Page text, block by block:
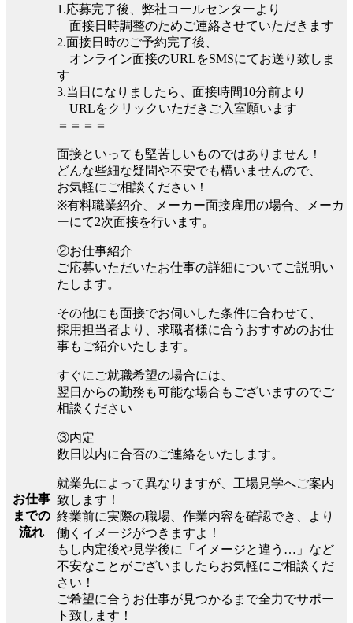
お仕事
までの
流れ
1.応募完了後、弊社コールセンターより
面接日時調整のためご連絡させていただきます
2.面接日時のご予約完了後、
オンライン面接のURLをSMSにてお送り致しま
す
3.当日になりましたら、面接時間10分前より
URLをクリックいただきご入室願います
＝＝＝＝
面接といっても堅苦しいものではありません！
どんな些細な疑問や不安でも構いませんので、
お気軽にご相談ください！
※有料職業紹介、メーカー面接雇用の場合、メーカ
ーにて2次面接を行います。
②お仕事紹介
ご応募いただいたお仕事の詳細についてご説明い
たします。
その他にも面接でお伺いした条件に合わせて、
採用担当者より、求職者様に合うおすすめのお仕
事もご紹介いたします。
すぐにご就職希望の場合には、
翌日からの勤務も可能な場合もございますのでご
相談ください
③内定
数日以内に合否のご連絡をいたします。
就業先によって異なりますが、工場見学へご案内
致します！
終業前に実際の職場、作業内容を確認でき、より
働くイメージがつきますよ！
もし内定後や見学後に「イメージと違う…」など
不安なことがございましたらお気軽にご相談くだ
さい！
ご希望に合うお仕事が見つかるまで全力でサポー
ト致します！